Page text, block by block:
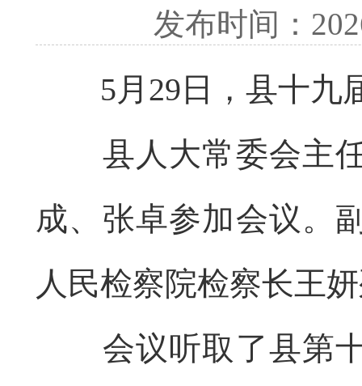
发布时间：
5月29日 ，县十九
县人大常委会主
成、张卓参加会议。
人民检察院检察长王
会议听取了县第